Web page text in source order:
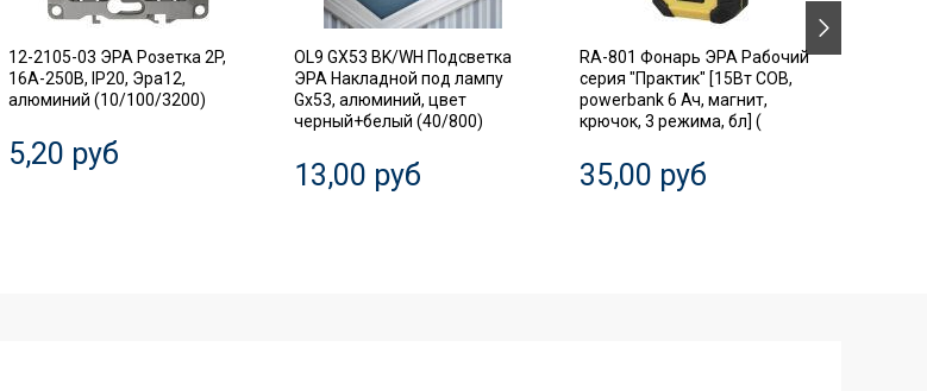
12-2105-03 ЭРА Розетка 2P,
16A-250В, IP20, Эра12,
алюминий (10/100/3200)
5,20 руб
OL9 GX53 BK/WH Подсветка
ЭРА Накладной под лампу
Gx53, алюминий, цвет
черный+белый (40/800)
13,00 руб
RA-801 Фонарь ЭРА Рабочий
серия "Практик" [15Вт COB,
powerbank 6 Ач, магнит,
крючок, 3 режима, бл] (
35,00 руб